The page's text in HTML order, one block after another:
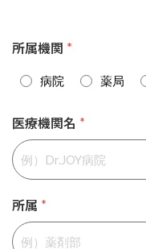
所属機関 *
病院 薬局
医療機関名 *
所属 *